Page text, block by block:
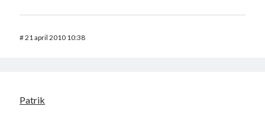
#21 april 2010 10:38
Patrik